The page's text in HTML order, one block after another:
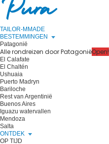
TAILOR-MMADE
BESTEMMINGEN
Patagonië
Alle rondreizen door PatagoniëOpen!
El Calafate
El Chaltén
Ushuaia
Puerto Madryn
Bariloche
Rest van Argentinië
Buenos Aires
Iguazu watervallen
Mendoza
Salta
ONTDEK
OP TIJD